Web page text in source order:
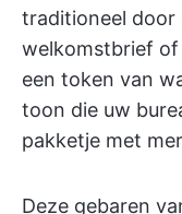
traditioneel door
welkomstbrief
een token van
toon die uw
pakketje met
Deze gebaren